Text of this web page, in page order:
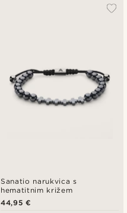
Sanatio narukvica s
hematitnim križem
44,95 €